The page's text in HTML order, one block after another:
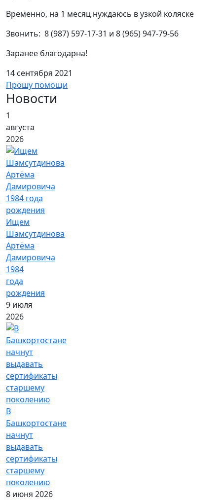
Временно, на 1 месяц нуждаюсь в узкой коляске
Звонить: 8 (987) 597-17-31 и 8 (965) 947-79-56
Заранее благодарна!
14 сентября 2021
Прошу помощи
Новости
1
августа
2026
Ищем
Шамсутдинова
Артёма
Дамировича
1984
года
рождения
9 июля
2026
В
Башкортостане
начнут
выдавать
сертификаты
старшему
поколению
8 июня 2026